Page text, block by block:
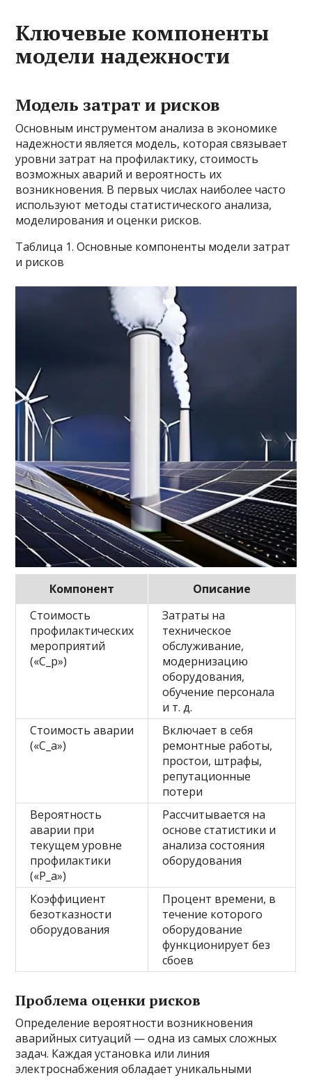
Ключевые компоненты
модели надежности
Модель затрат и рисков
Основным инструментом анализа в экономике
надежности является модель, которая связывает
уровни затрат на профилактику, стоимость
возможных аварий и вероятность их
возникновения. В первых числах наиболее часто
используют методы статистического анализа,
моделирования и оценки рисков.
Таблица 1. Основные компоненты модели затрат
и рисков
Компонент
Описание
Стоимость
профилактических
мероприятий
(«C_p»)
Затраты на
техническое
обслуживание,
модернизацию
оборудования,
обучение персонала
и т. д.
Стоимость аварии
(«C_a»)
Включает в себя
ремонтные работы,
простои, штрафы,
репутационные
потери
Вероятность
аварии при
текущем уровне
профилактики
(«P_a»)
Рассчитывается на
основе статистики и
анализа состояния
оборудования
Коэффициент
безотказности
оборудования
Процент времени, в
течение которого
оборудование
функционирует без
сбоев
Проблема оценки рисков
Определение вероятности возникновения
аварийных ситуаций — одна из самых сложных
задач. Каждая установка или линия
электроснабжения обладает уникальными